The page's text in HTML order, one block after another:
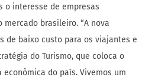
o interesse de empresas
brasileiro. “A nova
de baixo custo para os viajantes e
do Turismo, que coloca o
do país. Vivemos um